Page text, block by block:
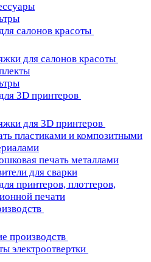
салонов красоты
для салонов красоты
3D принтеров
для 3D принтеров
пластиками и композитными
печать металлами
для сварки
принтеров, плоттеров,
печати
производств
электроотвертки